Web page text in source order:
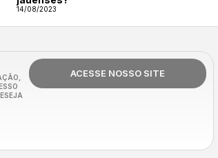
14/08/2023
ACESSE NOSSO SITE